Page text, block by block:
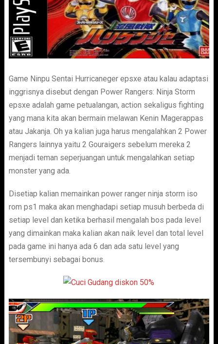
Game Ninpu Sentai Hurricaneger epsxe atau kalau adaptasi
inggrisnya disebut dengan Power Rangers: Ninja Storm
epsxe adalah game petualangan, action sekaligus fighting
yang mana kita akan bermain melawan Kenin Magerappas
atau Jakanja. Oh ya kalian juga harus mengalahkan 2 Power
Rangers lainnya yaitu 2 Gouraigers sebelum mereka 2
menjadi teman seperjuangan untuk mengalahkan setiap
monster yang ada.
Disetiap kalian memainkan power ranger ninja storm iso
rom ps1 maka akan menghadapi setiap musuh berbeda di
setiap level dan ketika berhasil mengalah bos pada level
yang dimainkan maka kalian akan naik level dan total level
pada game ini hanya ada 6 dan ada satu level yang
tersembunyi sebagai bonus.